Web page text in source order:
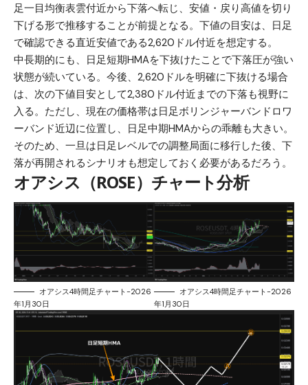
足一目均衡表雲付近から下落へ転じ、安値・戻り高値を切り
下げる形で推移することが前提となる。下値の目安は、日足
で確認できる直近安値である2,620ドル付近を想定する。
中長期的にも、日足短期HMAを下抜けたことで下落圧が強い
状態が続いている。今後、2,620ドルを明確に下抜ける場合
は、次の下値目安として2,380ドル付近までの下落も視野に
入る。ただし、現在の価格帯は日足ボリンジャーバンドロワ
ーバンド近辺に位置し、日足中期HMAからの乖離も大きい。
そのため、一旦は日足レベルでの調整局面に移行した後、下
落が再開されるシナリオも想定しておく必要があるだろう。
オアシス（ROSE）チャート分析
オアシス4時間足チャート-2026
年1月30日
オアシス4時間足チャート-2026
年1月30日